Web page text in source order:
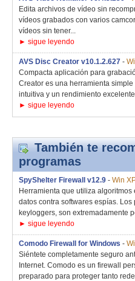
Edita archivos de vídeo sin
vídeos grabados con varios
vídeos sin tener...
► sigue leyendo
AVS Disc Creator v10.1.2.627 -
Compacta aplicación para
Creator es una herramienta
intuitiva y un rendimiento
► sigue leyendo
También te
programas
SpyShelter Firewall v12.9 - Win
Herramienta que utiliza
datos contra softwares espías.
keyloggers, son extremadamente
► sigue leyendo
Comodo Firewall for Windows -
Siéntete completamente seguro
Internet. Comodo es un firewall
preparado para proteger tanto